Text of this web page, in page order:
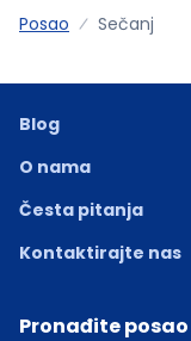
Posao Sečanj
Blog
O nama
Česta pitanja
Kontaktirajte nas
Pronađite posao